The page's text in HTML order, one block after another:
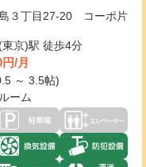
３丁目27-20 コーポ片
京)駅 徒歩4分
/月
～ 3.5帖)
ーム